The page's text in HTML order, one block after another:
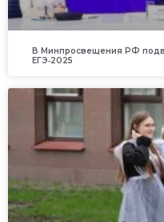
В Минпросвещения РФ
ЕГЭ‑2025